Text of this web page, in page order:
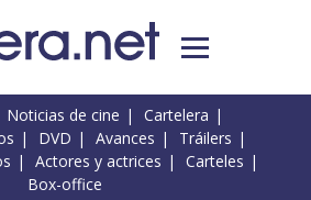
Noticias de cine
Cartelera
DVD Avances
Tráilers
Actores y actrices
Carteles
Box-office